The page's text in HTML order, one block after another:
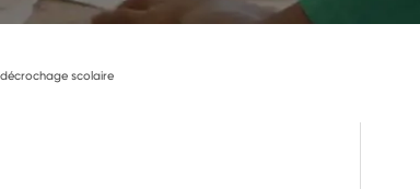
scolaire